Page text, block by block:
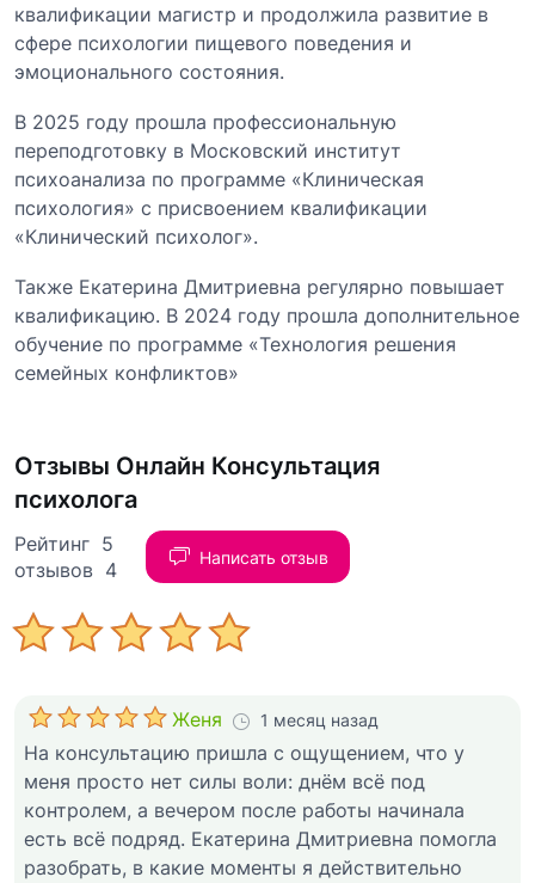
квалификации магистр и продолжила развитие в
сфере психологии пищевого поведения и
эмоционального состояния.
В 2025 году прошла профессиональную
переподготовку в Московский институт
психоанализа по программе «Клиническая
психология» с присвоением квалификации
«Клинический психолог».
Также Екатерина Дмитриевна регулярно повышает
квалификацию. В 2024 году прошла дополнительное
обучение по программе «Технология решения
семейных конфликтов»
Отзывы Онлайн Консультация
психолога
Рейтинг 5
отзывов 4
Написать отзыв
Женя 1 месяц назад
На консультацию пришла с ощущением, что у
меня просто нет силы воли: днём всё под
контролем, а вечером после работы начинала
есть всё подряд. Екатерина Дмитриевна помогла
разобрать, в какие моменты я действительно